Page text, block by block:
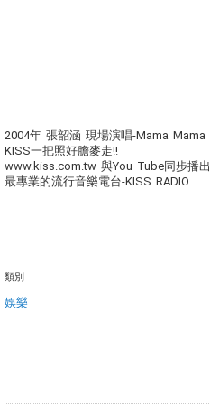
2004年 張韶涵 現場演唱-Mama Mama
KISS一把照好膽麥走!!
www.kiss.com.tw 與You Tube同步播出
最專業的流行音樂電台-KISS RADIO
類別
娛樂